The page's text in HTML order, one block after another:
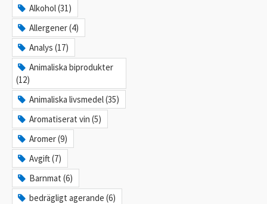
Alkohol (31)
Allergener (4)
Analys (17)
Animaliska biprodukter
(12)
Animaliska livsmedel (35)
Aromatiserat vin (5)
Aromer (9)
Avgift (7)
Barnmat (6)
bedrägligt agerande (6)